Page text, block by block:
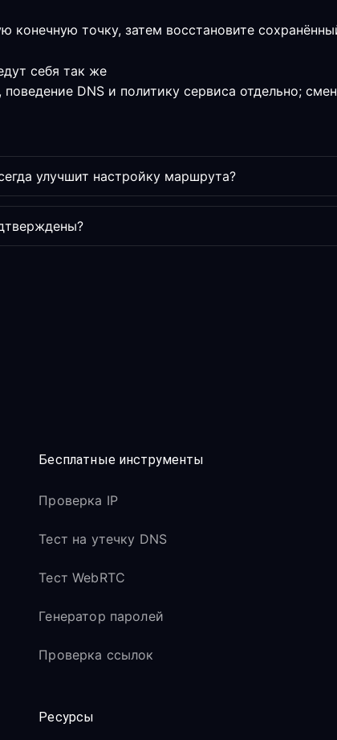
точку, затем восстановите
себя так же
DNS и политику сервиса отдельно;
улучшит настройку маршрута?
Бесплатные инструменты
Проверка IP
Тест на утечку DNS
Тест WebRTC
Генератор паролей
Проверка ссылок
Ресурсы